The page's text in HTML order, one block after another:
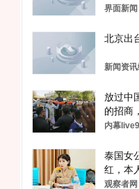
不够准
界面新闻
北京出
新闻资
放过中
的招商
收割
内幕
泰国女
红，本
就别看
观察者网